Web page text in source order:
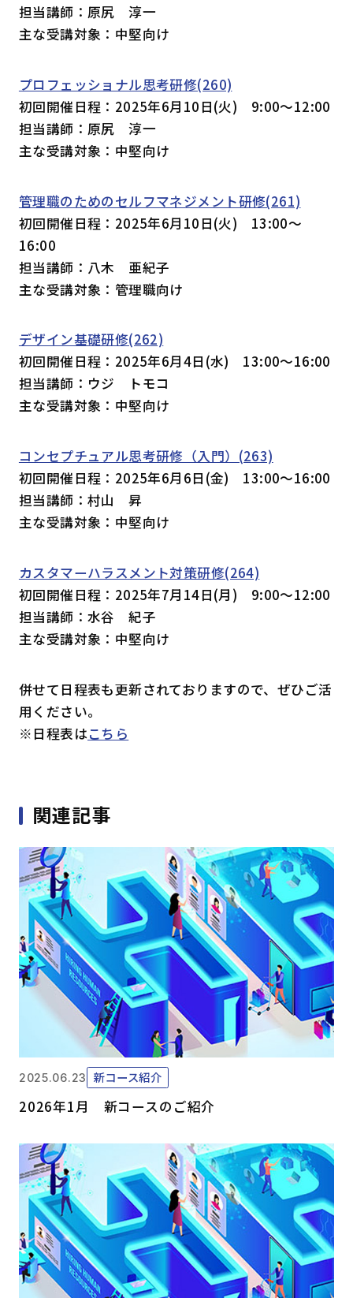
担当講師：原尻 淳一
主な受講対象：中堅向け
プロフェッショナル思考研修(260)
初回開催日程：2025年6月10日(火) 9:00～12:00
担当講師：原尻 淳一
主な受講対象：中堅向け
管理職のためのセルフマネジメント研修(261)
初回開催日程：2025年6月10日(火) 13:00～
16:00
担当講師：八木 亜紀子
主な受講対象：管理職向け
デザイン基礎研修(262)
初回開催日程：2025年6月4日(水) 13:00～16:00
担当講師：ウジ トモコ
主な受講対象：中堅向け
コンセプチュアル思考研修（入門）(263)
初回開催日程：2025年6月6日(金) 13:00～16:00
担当講師：村山 昇
主な受講対象：中堅向け
カスタマーハラスメント対策研修(264)
初回開催日程：2025年7月14日(月) 9:00～12:00
担当講師：水谷 紀子
主な受講対象：中堅向け
併せて日程表も更新されておりますので、ぜひご活
用ください。
※日程表はこちら
関連記事
2025.06.23 新コース紹介
2026年1月 新コースのご紹介